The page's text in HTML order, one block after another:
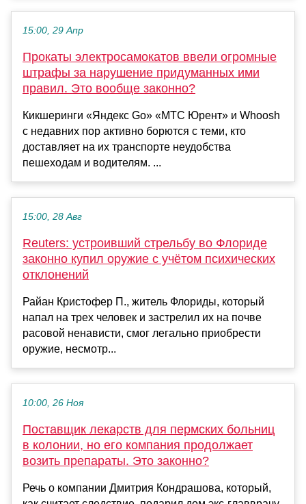
15:00, 29 Апр
Прокаты электросамокатов ввели огромные
штрафы за нарушение придуманных ими
правил. Это вообще законно?
Кикшеринги «Яндекс Go» «МТС Юрент» и Whoosh
с недавних пор активно борются с теми, кто
доставляет на их транспорте неудобства
пешеходам и водителям. ...
15:00, 28 Авг
Reuters: устроивший стрельбу во Флориде
законно купил оружие с учётом психических
отклонений
Райан Кристофер П., житель Флориды, который
напал на трех человек и застрелил их на почве
расовой ненависти, смог легально приобрести
оружие, несмотр...
10:00, 26 Ноя
Поставщик лекарств для пермских больниц
в колонии, но его компания продолжает
возить препараты. Это законно?
Речь о компании Дмитрия Кондрашова, который,